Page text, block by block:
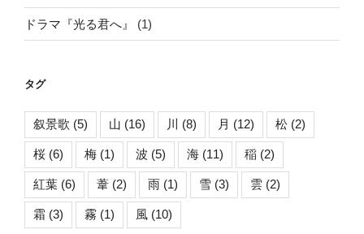
ドラマ『光る君へ』 (1)
タグ
叙景歌 (5) 山 (16) 川 (8) 月 (12) 松 (2)
桜 (6) 梅 (1) 波 (5) 海 (11) 稲 (2)
紅葉 (6) 葦 (2) 雨 (1) 雪 (3) 雲 (2)
霜 (3) 霧 (1) 風 (10)